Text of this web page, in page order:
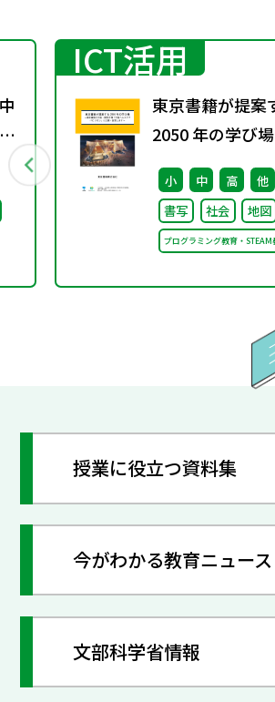
ICT活用
東京書籍が提案
2050 年の学び
書籍は大阪・関
「大阪ヘルスケ
オン」に出展・
す～
小 中 高 他
書写
社会 地図
プログラミング教育・STEAM
授業に役立つ資料集
今がわかる教育ニュース
文部科学省情報